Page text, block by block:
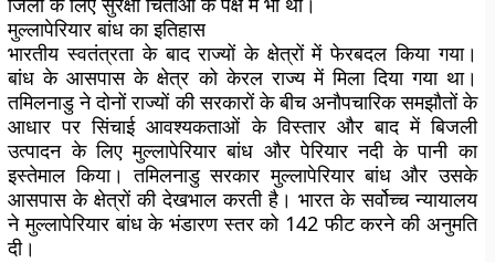
मुल्लापेरियार बांध का इतिहास
भारतीय स्वतंत्रता के बाद राज्यों के क्षेत्रों में फेरबदल किया गया।
बांध के आसपास के क्षेत्र को केरल राज्य में मिला दिया गया था।
तमिलनाडु ने दोनों राज्यों की सरकारों के बीच अनौपचारिक समझौतों के
आधार पर सिंचाई आवश्यकताओं के विस्तार और बाद में बिजली
उत्पादन के लिए मुल्लापेरियार बांध और पेरियार नदी के पानी का
इस्तेमाल किया। तमिलनाडु सरकार मुल्लापेरियार बांध और उसके
आसपास के क्षेत्रों की देखभाल करती है। भारत के सर्वोच्च न्यायालय
ने मुल्लापेरियार बांध के भंडारण स्तर को 142 फीट करने की अनुमति
दी।